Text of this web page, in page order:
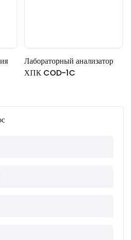
Лабораторный анализатор
ХПК COD-1C